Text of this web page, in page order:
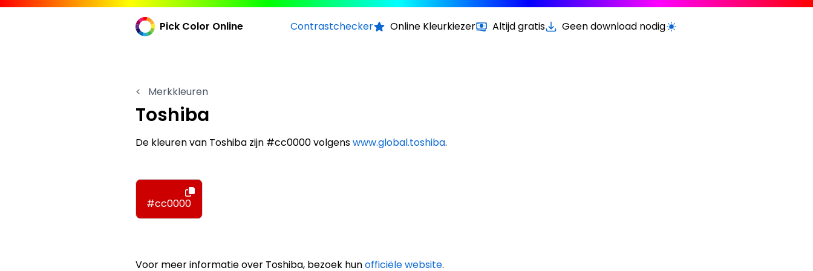
Pick Color Online Contrastchecker Online Kleurkiezer Altijd gratis Geen download nodigSchakel licht/donker modus
< Merkkleuren
Toshiba
De kleuren van Toshiba zijn #cc0000 volgenswww.global.toshiba.
#cc0000
Voor meer informatie over Toshiba, bezoek hunofficiële website.